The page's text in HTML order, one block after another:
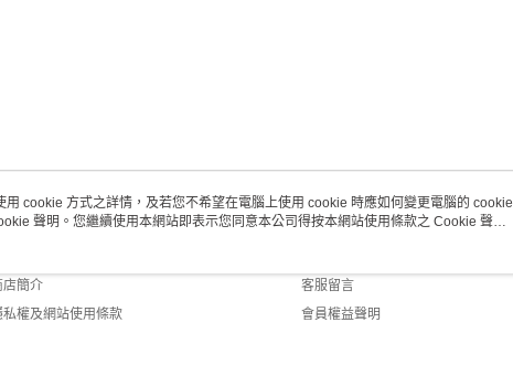
於我們
店簡介
私權及網站使用條款
客服資訊
客服留言
會員權益聲明
cookie 方式之詳情，及若您不希望在電腦上使用 cookie 時應如何變更電腦的 cookie
聲明。您繼續使用本網站即表示您同意本公司得按本網站使用條款之 Cookie 聲明